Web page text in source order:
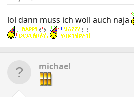
lol dann muss ich woll auch naja
michael